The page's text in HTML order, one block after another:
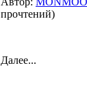
прочтений)
Далее...